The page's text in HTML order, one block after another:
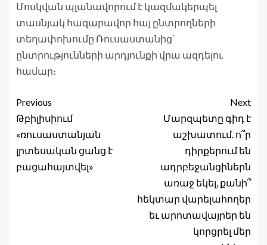
Մոսկվան պլանավորում է կազմակերպել
տասնյակ հազարավոր հայ ընտրողների
տեղափոխումը Ռուսաստանից՝
ընտրությունների արդյունքի վրա ազդելու
համար։
Previous
Թբիլիսիում
«ռուսաստանյան
լրտեսական ցանց է
բացահայտվել»
Next
Մարզպետը գիդ է
աշխատում. ո՞ր
դիրքերում են
ադրբեջանցիներն
առաջ եկել, քանի՞
հեկտար վարելահողեր
եւ արոտավայրեր են
կորցրել մեր